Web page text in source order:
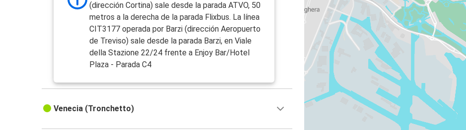
(dirección Cortina) sale desde la parada ATVO, 50
metros a la derecha de la parada Flixbus. La línea
CIT3177 operada por Barzi (dirección Aeropuerto
de Treviso) sale desde la parada Barzi, en Viale
della Stazione 22/24 frente a Enjoy Bar/Hotel
Plaza - Parada C4
Venecia (Tronchetto)